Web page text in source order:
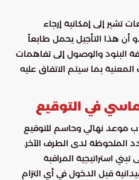
تشير إلى إمكانية إرجاء
أن هذا التأجيل يحمل طابعاً
البنود والوصول إلى تفاهمات
بما سيتم الاتفاق عليه
في التوقيع
موعد نهائي وحاسم للتوقيع
الملحوظة لدى الطرف الآخر.
تبني استراتيجية المراقبة
قبل الدخول في أي التزام